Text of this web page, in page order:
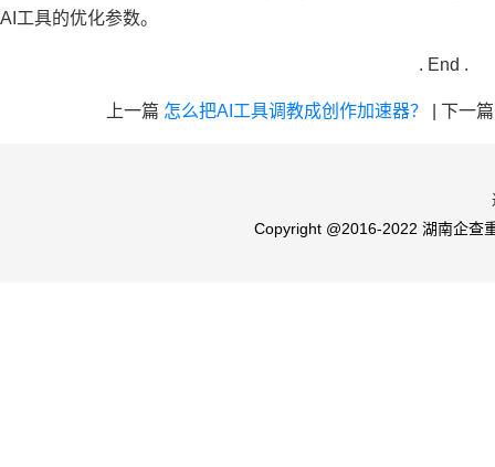
AI工具的优化参数。
. End .
上一篇 怎么把AI工具调教成创作加速器？ 下一
Copyright @2016-2022 湖南企查